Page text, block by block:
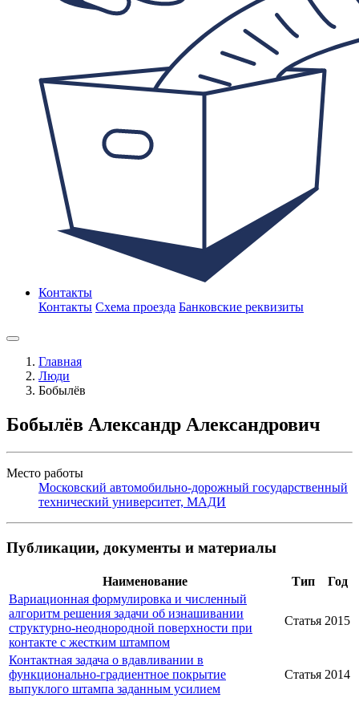
Контакты
Контакты Схема проезда Банковские реквизиты
Главная
Люди
Бобылёв
Бобылёв Александр Александрович
Место работы
Московский автомобильно-дорожный государственный
технический университет, МАДИ
Публикации, документы и материалы
Наименование Тип
Год
Вариационная формулировка и численный
алгоритм решения задачи об изнашивании
структурно-неоднородной поверхности при
контакте с жестким штампом
Статья 2015
Контактная задача о вдавливании в
функционально-градиентное покрытие
выпуклого штампа заданным усилием
Статья 2014